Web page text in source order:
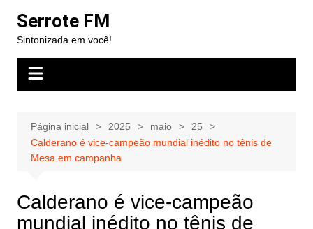
para
conteúdo
Serrote FM
Sintonizada em você!
Página inicial 2025 maio
25
Calderano é vice-campeão mundial inédito no tênis de
Mesa em campanha
Calderano é vice-campeão
mundial inédito no tênis de